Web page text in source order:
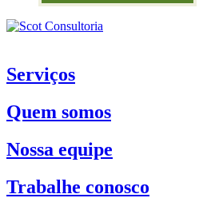
Serviços
Quem somos
Nossa equipe
Trabalhe conosco